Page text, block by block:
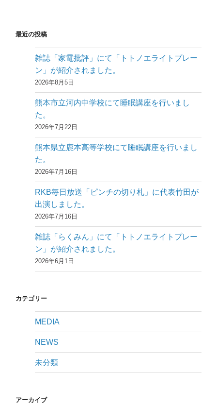
最近の投稿
雑誌「家電批評」にて「トトノエライトプレー
ン」が紹介されました。
2026年8月5日
熊本市立河内中学校にて睡眠講座を行いまし
た。
2026年7月22日
熊本県立鹿本高等学校にて睡眠講座を行いまし
た。
2026年7月16日
RKB毎日放送「ピンチの切り札」に代表竹田が
出演しました。
2026年7月16日
雑誌「らくみん」にて「トトノエライトプレー
ン」が紹介されました。
2026年6月1日
カテゴリー
MEDIA
NEWS
未分類
アーカイブ